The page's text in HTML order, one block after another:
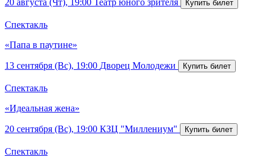
20 августа (Чт), 19:00 Театр юного зрителя
Спектакль
«Папа в паутине»
13 сентября (Вс), 19:00 Дворец Молодежи
Спектакль
«Идеальная жена»
20 сентября (Вс), 19:00 КЗЦ "Миллениум"
Спектакль